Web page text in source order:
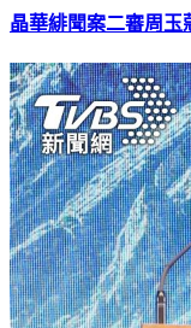
晶華緋聞案二審周